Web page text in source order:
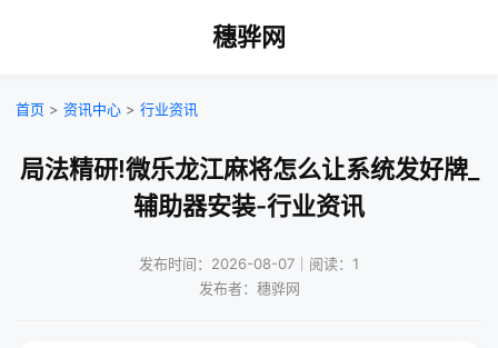
穗骅网
首页 > 资讯中心 > 行业资讯
局法精研!微乐龙江麻将怎么让系统发好牌_
辅助器安装-行业资讯
发布时间：2026-08-07｜阅读：1
发布者：穗骅网